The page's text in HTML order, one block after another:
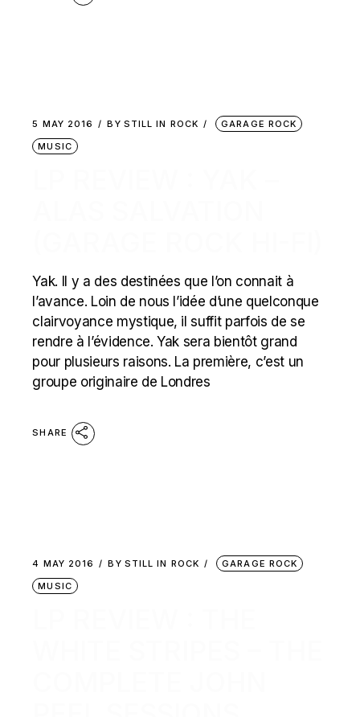
5 MAY 2016 BY STILL IN ROCK
GARAGE ROCK
MUSIC
Yak. Il y a des destinées que l’on connait à
l’avance. Loin de nous l’idée d’une quelconque
clairvoyance mystique, il suffit parfois de se
rendre à l’évidence. Yak sera bientôt grand
pour plusieurs raisons. La première, c’est un
groupe originaire de Londres
SHARE
4 MAY 2016 BY STILL IN ROCK
GARAGE ROCK
MUSIC